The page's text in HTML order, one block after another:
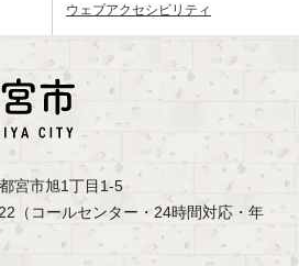
ウェブアクセシビリティ
宮市旭1丁目1-5
（コールセンター・24時間対応・年